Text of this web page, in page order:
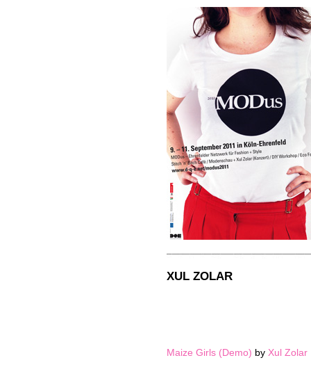
XUL ZOLAR
Maize Girls (Demo) by Xul Zolar